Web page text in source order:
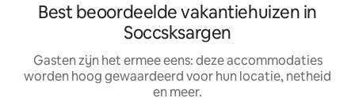
Best beoordeelde vakantiehuizen in
Soccsksargen
Gasten zijn het ermee eens: deze accommodaties
worden hoog gewaardeerd voor hun locatie, netheid
en meer.